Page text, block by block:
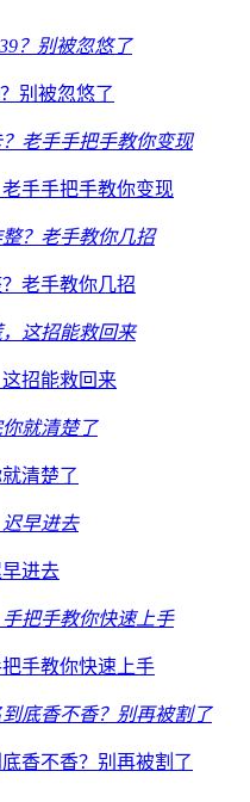
别被忽悠了
手手把手教你变现
老手教你几招
招能救回来
清楚了
进去
手教你快速上手
香不香？别再被割了